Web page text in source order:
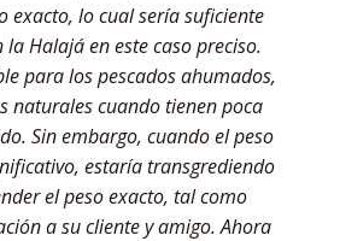
exacto, lo cual sería suficiente
Halajá en este caso preciso.
para los pescados ahumados,
naturales cuando tienen poca
Sin embargo, cuando el peso
estaría transgrediendo
el peso exacto, tal como
a su cliente y amigo. Ahora